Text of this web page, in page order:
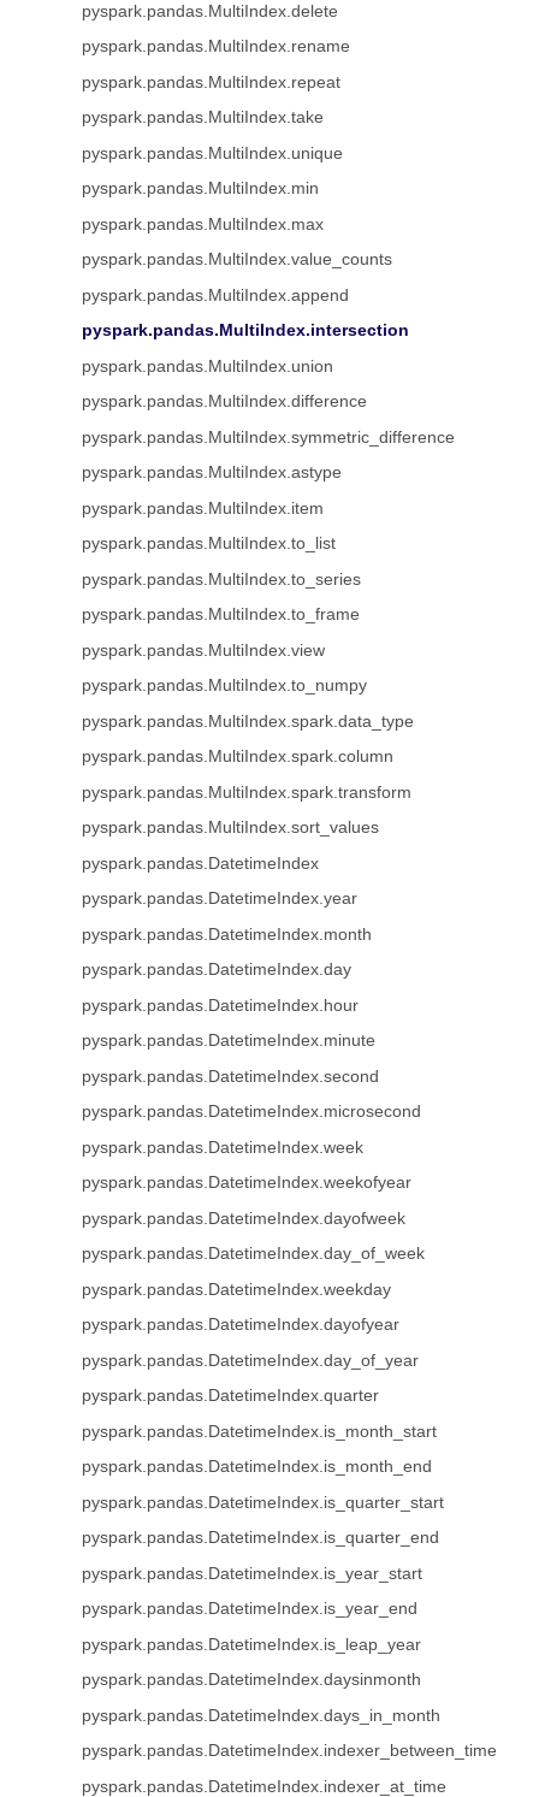
pyspark.pandas.MultiIndex.delete
pyspark.pandas.MultiIndex.rename
pyspark.pandas.MultiIndex.repeat
pyspark.pandas.MultiIndex.take
pyspark.pandas.MultiIndex.unique
pyspark.pandas.MultiIndex.min
pyspark.pandas.MultiIndex.max
pyspark.pandas.MultiIndex.value_counts
pyspark.pandas.MultiIndex.append
pyspark.pandas.MultiIndex.intersection
pyspark.pandas.MultiIndex.union
pyspark.pandas.MultiIndex.difference
pyspark.pandas.MultiIndex.symmetric_difference
pyspark.pandas.MultiIndex.astype
pyspark.pandas.MultiIndex.item
pyspark.pandas.MultiIndex.to_list
pyspark.pandas.MultiIndex.to_series
pyspark.pandas.MultiIndex.to_frame
pyspark.pandas.MultiIndex.view
pyspark.pandas.MultiIndex.to_numpy
pyspark.pandas.MultiIndex.spark.data_type
pyspark.pandas.MultiIndex.spark.column
pyspark.pandas.MultiIndex.spark.transform
pyspark.pandas.MultiIndex.sort_values
pyspark.pandas.DatetimeIndex
pyspark.pandas.DatetimeIndex.year
pyspark.pandas.DatetimeIndex.month
pyspark.pandas.DatetimeIndex.day
pyspark.pandas.DatetimeIndex.hour
pyspark.pandas.DatetimeIndex.minute
pyspark.pandas.DatetimeIndex.second
pyspark.pandas.DatetimeIndex.microsecond
pyspark.pandas.DatetimeIndex.week
pyspark.pandas.DatetimeIndex.weekofyear
pyspark.pandas.DatetimeIndex.dayofweek
pyspark.pandas.DatetimeIndex.day_of_week
pyspark.pandas.DatetimeIndex.weekday
pyspark.pandas.DatetimeIndex.dayofyear
pyspark.pandas.DatetimeIndex.day_of_year
pyspark.pandas.DatetimeIndex.quarter
pyspark.pandas.DatetimeIndex.is_month_start
pyspark.pandas.DatetimeIndex.is_month_end
pyspark.pandas.DatetimeIndex.is_quarter_start
pyspark.pandas.DatetimeIndex.is_quarter_end
pyspark.pandas.DatetimeIndex.is_year_start
pyspark.pandas.DatetimeIndex.is_year_end
pyspark.pandas.DatetimeIndex.is_leap_year
pyspark.pandas.DatetimeIndex.daysinmonth
pyspark.pandas.DatetimeIndex.days_in_month
pyspark.pandas.DatetimeIndex.indexer_between_time
pyspark.pandas.DatetimeIndex.indexer_at_time